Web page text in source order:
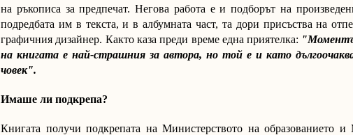
на ръкописа за предпечат. Негова работа е и подборът на
подредбата им в текста, и в албумната част, та дори присъства на
графичния дизайнер. Както каза преди време една приятелка:
на книгата е най-страшния за автора, но той е и като
човек".
Имаше ли подкрепа?
Книгата получи подкрепата на Министерството на образованието и